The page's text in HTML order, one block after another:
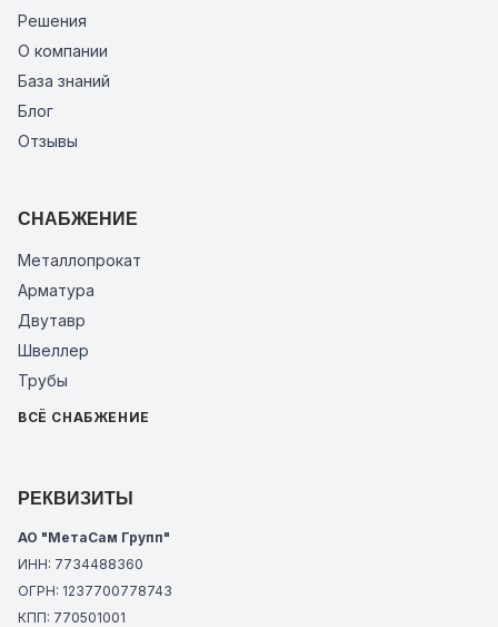
Решения
О компании
База знаний
Блог
Отзывы
СНАБЖЕНИЕ
Металлопрокат
Арматура
Двутавр
Швеллер
Трубы
ВСЁ СНАБЖЕНИЕ
РЕКВИЗИТЫ
АО "МетаСам Групп"
ИНН: 7734488360
ОГРН: 1237700778743
КПП: 770501001